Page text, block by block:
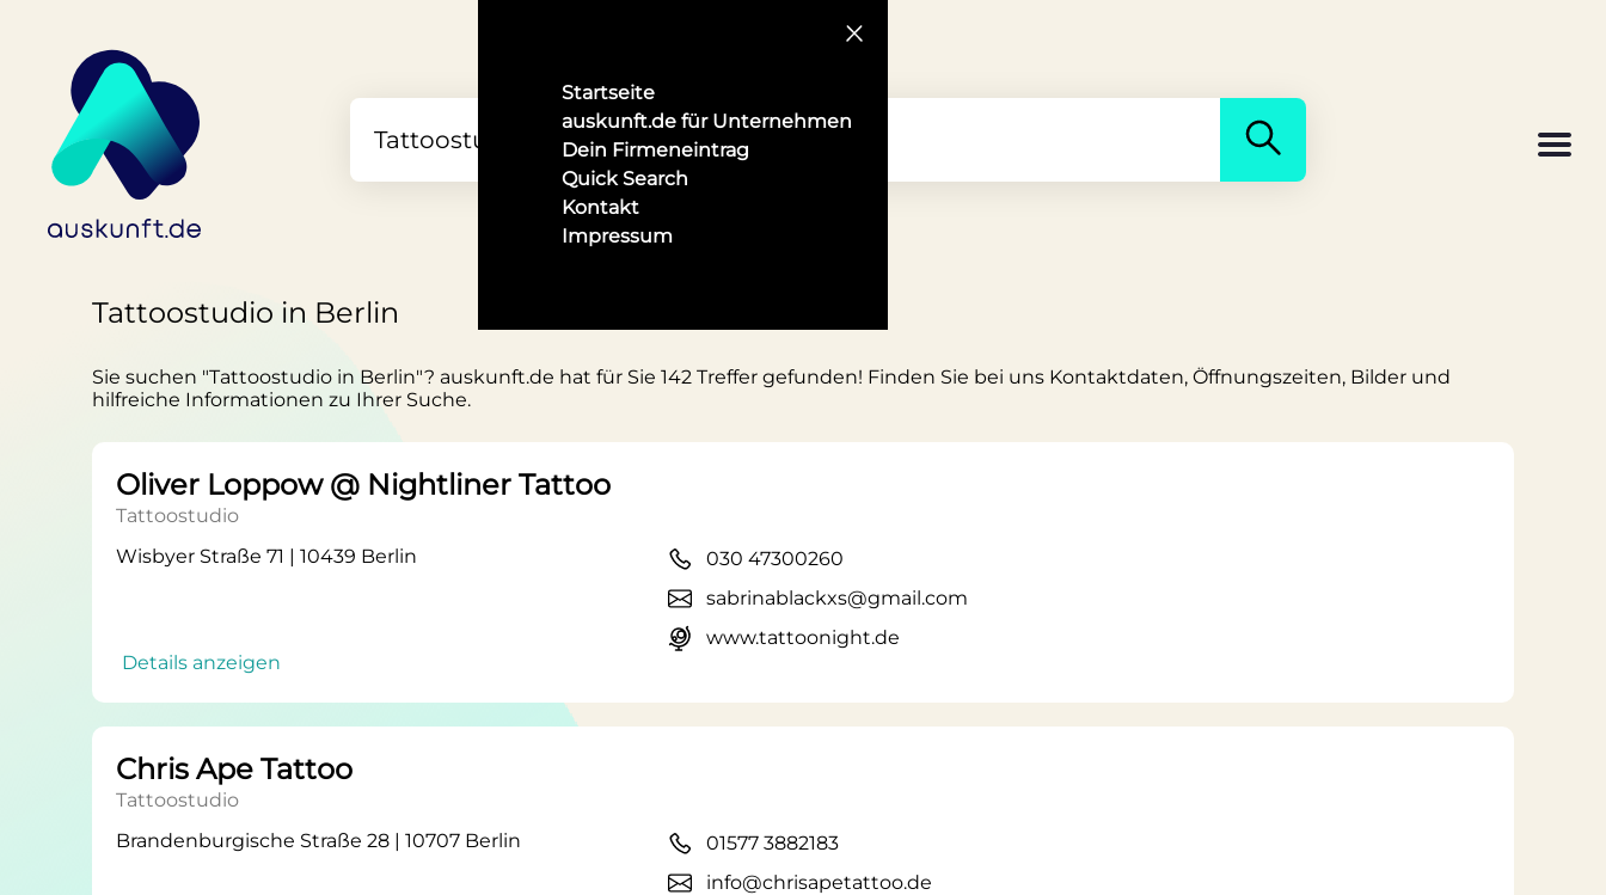
Startseite
auskunft.de für Unternehmen
Dein Firmeneintrag
Quick Search
Kontakt
Impressum
Tattoostudio in Berlin
Sie suchen "Tattoostudio in Berlin"? auskunft.de hat für Sie 142 Treffer gefunden! Finden Sie bei uns Kontaktdaten, Öffnungszeiten, Bilder und
hilfreiche Informationen zu Ihrer Suche.
Oliver Loppow @ Nightliner Tattoo
Tattoostudio
Wisbyer Straße 71 | 10439 Berlin
Details anzeigen
030 47300260
sabrinablackxs@gmail.com
www.tattoonight.de
Chris Ape Tattoo
Tattoostudio
Brandenburgische Straße 28 | 10707 Berlin
01577 3882183
info@chrisapetattoo.de